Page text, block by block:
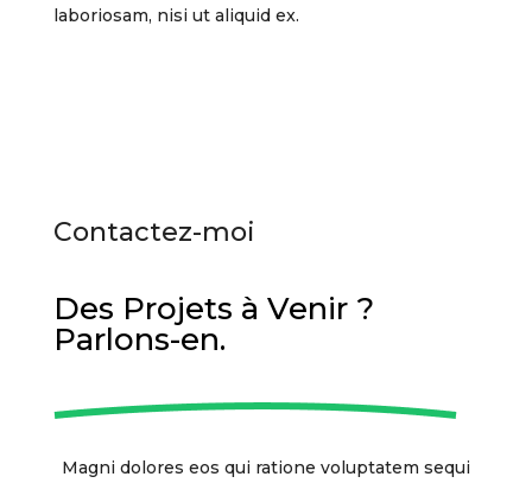
laboriosam, nisi ut aliquid ex.
Contactez-moi
Des Projets à Venir ?
Parlons-en.
Magni dolores eos qui ratione voluptatem sequi